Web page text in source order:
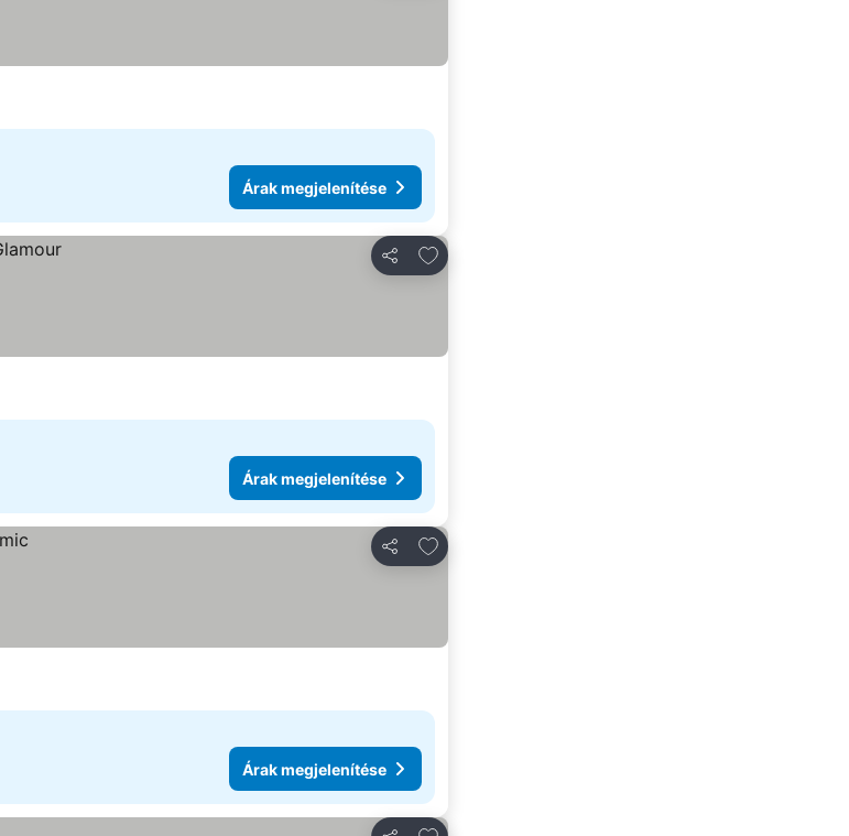
Árak megjelenítése
Megosztás
Hozzáadás a kedvencekhez
Árak megjelenítése
Megosztás
Hozzáadás a kedvencekhez
Árak megjelenítése